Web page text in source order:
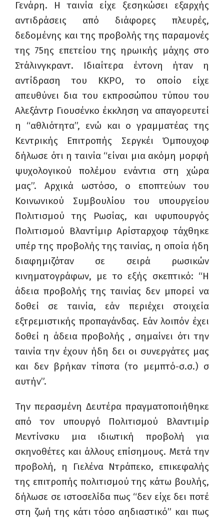
Γενάρη. Η ταινία είχε ξεσηκώσει εξαρχής
αντιδράσεις από διάφορες πλευρές,
δεδομένης και της προβολής της παραμονές
της 75ης επετείου της ηρωικής μάχης στο
Στάλινγκραντ. Ιδιαίτερα έντονη ήταν η
αντίδραση του ΚΚΡΟ, το οποίο είχε
απευθύνει δια του εκπροσώπου τύπου του
Αλεξάντρ Γιουσένκο έκκληση να απαγορευτεί
η “αθλιότητα”, ενώ και ο γραμματέας της
Κεντρικής Επιτροπής Σεργκέι Όμπουχοφ
δήλωσε ότι η ταινία “είναι μια ακόμη μορφή
ψυχολογικού πολέμου ενάντια στη χώρα
μας”. Αρχικά ωστόσο, ο εποπτεύων του
Κοινωνικού Συμβουλίου του υπουργείου
Πολιτισμού της Ρωσίας, και υφυπουργός
Πολιτισμού Βλαντίμιρ Αρίσταρχοφ τάχθηκε
υπέρ της προβολής της ταινίας, η οποία ήδη
διαφημιζόταν σε σειρά ρωσικών
κινηματογράφων, με το εξής σκεπτικό: “Η
άδεια προβολής της ταινίας δεν μπορεί να
δοθεί σε ταινία, εάν περιέχει στοιχεία
εξτρεμιστικής προπαγάνδας. Εάν λοιπόν έχει
δοθεί η άδεια προβολής , σημαίνει ότι την
ταινία την έχουν ήδη δει οι συνεργάτες μας
και δεν βρήκαν τίποτα (το μεμπτό-σ.σ.) σ
αυτήν”.
Την περασμένη Δευτέρα πραγματοποιήθηκε
από τον υπουργό Πολιτισμού Βλαντιμίρ
Μεντίνσκυ μια ιδιωτική προβολή για
σκηνοθέτες και άλλους επίσημους. Μετά την
προβολή, η Γιελένα Ντράπεκο, επικεφαλής
της επιτροπής πολιτισμού της κάτω βουλής,
δήλωσε σε ιστοσελίδα πως “δεν είχε δει ποτέ
στη ζωή της κάτι τόσο αηδιαστικό” και πως